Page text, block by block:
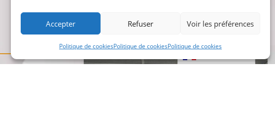
Accepter Refuser Voir les préférences
Politique de cookiesPolitique de cookiesPolitique de cookies